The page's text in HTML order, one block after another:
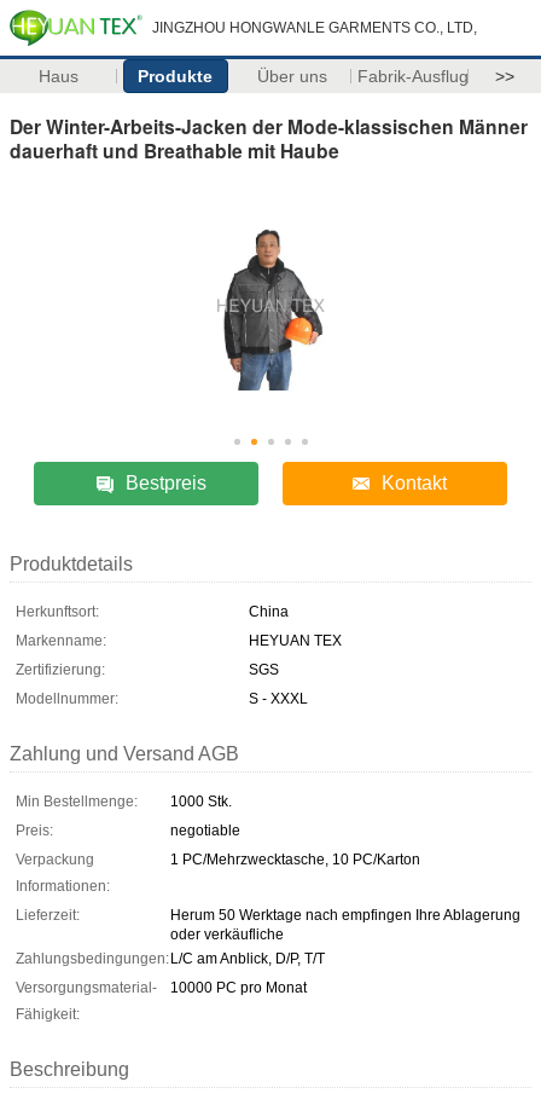
JINGZHOU HONGWANLE GARMENTS CO., LTD,
Haus Produkte Über uns Fabrik-Ausflug >>
Der Winter-Arbeits-Jacken der Mode-klassischen Männer
dauerhaft und Breathable mit Haube
Bestpreis Kontakt
Produktdetails
Herkunftsort:
China
Markenname:
HEYUAN TEX
Zertifizierung:
SGS
Modellnummer:
S - XXXL
Zahlung und Versand AGB
Min Bestellmenge:
1000 Stk.
Preis:
negotiable
Verpackung
Informationen:
1 PC/Mehrzwecktasche, 10 PC/Karton
Lieferzeit:
Herum 50 Werktage nach empfingen Ihre Ablagerung
oder verkäufliche
Zahlungsbedingungen:L/C am Anblick, D/P, T/T
Versorgungsmaterial-
Fähigkeit:
10000 PC pro Monat
Beschreibung